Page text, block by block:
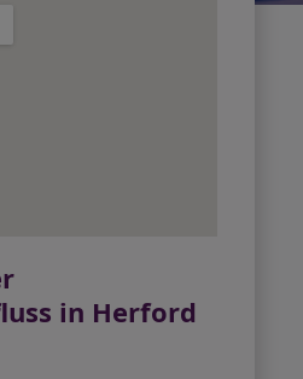
in Herford